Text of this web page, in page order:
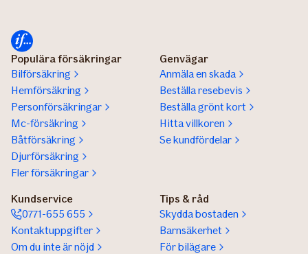
Populära försäkringar
Bilförsäkring
Hemförsäkring
Personförsäkringar
Mc-försäkring
Båtförsäkring
Djurförsäkring
Fler försäkringar
Genvägar
Anmäla en skada
Beställa resebevis
Beställa grönt kort
Hitta villkoren
Se kundfördelar
Kundservice
0771-655 655
Kontaktuppgifter
Om du inte är nöjd
Tips & råd
Skydda bostaden
Barnsäkerhet
För bilägare